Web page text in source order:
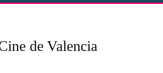
de Valencia